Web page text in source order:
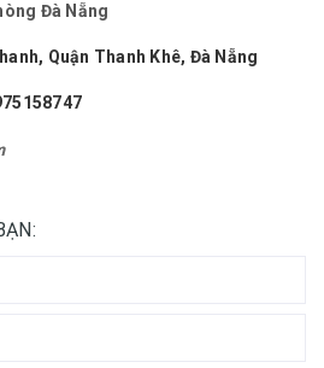
Đà Nẵng
Quận Thanh Khê, Đà Nẵng